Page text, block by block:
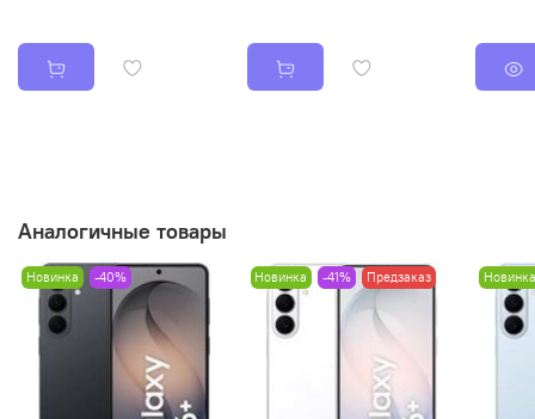
Аналогичные товары
Новинка -40% Новинка -41% Предзаказ Новинка